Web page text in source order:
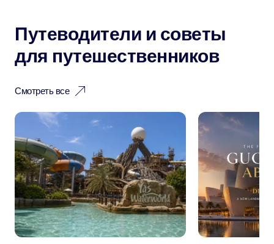
Путеводители и советы
для путешественников
Смотреть все